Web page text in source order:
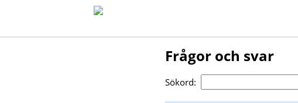
Frågor och svar
Sökord: